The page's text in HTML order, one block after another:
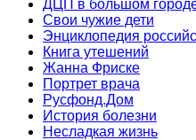
ДЦП в большом
Свои чужие дети
Энциклопедия
Книга утешений
Жанна Фриске
Портрет врача
Русфонд.Дом
История болезни
Несладкая жизнь